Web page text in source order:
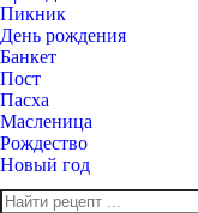
Пикник
День рождения
Банкет
Пост
Пасха
Масленица
Рождество
Новый год